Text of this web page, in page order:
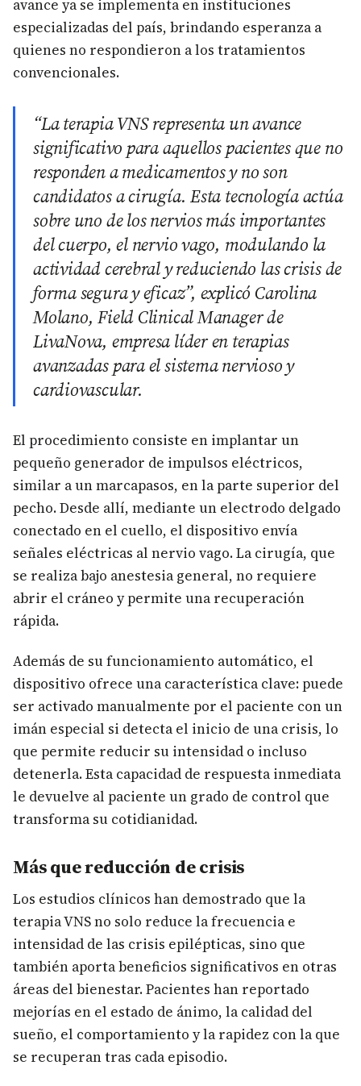
avance ya se implementa en instituciones
especializadas del país, brindando esperanza a
quienes no respondieron a los tratamientos
convencionales.
“La terapia VNS representa un avance
significativo para aquellos pacientes que no
responden a medicamentos y no son
candidatos a cirugía. Esta tecnología actúa
sobre uno de los nervios más importantes
del cuerpo, el nervio vago, modulando la
actividad cerebral y reduciendo las crisis de
forma segura y eficaz”, explicó Carolina
Molano, Field Clinical Manager de
LivaNova, empresa líder en terapias
avanzadas para el sistema nervioso y
cardiovascular.
El procedimiento consiste en implantar un
pequeño generador de impulsos eléctricos,
similar a un marcapasos, en la parte superior del
pecho. Desde allí, mediante un electrodo delgado
conectado en el cuello, el dispositivo envía
señales eléctricas al nervio vago. La cirugía, que
se realiza bajo anestesia general, no requiere
abrir el cráneo y permite una recuperación
rápida.
Además de su funcionamiento automático, el
dispositivo ofrece una característica clave: puede
ser activado manualmente por el paciente con un
imán especial si detecta el inicio de una crisis, lo
que permite reducir su intensidad o incluso
detenerla. Esta capacidad de respuesta inmediata
le devuelve al paciente un grado de control que
transforma su cotidianidad.
Más que reducción de crisis
Los estudios clínicos han demostrado que la
terapia VNS no solo reduce la frecuencia e
intensidad de las crisis epilépticas, sino que
también aporta beneficios significativos en otras
áreas del bienestar. Pacientes han reportado
mejorías en el estado de ánimo, la calidad del
sueño, el comportamiento y la rapidez con la que
se recuperan tras cada episodio.